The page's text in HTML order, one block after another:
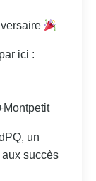
ici :
un
succès